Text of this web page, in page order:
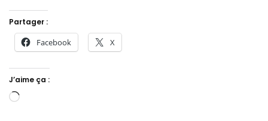
Partager :
Facebook X
J’aime ça :
Chargement…